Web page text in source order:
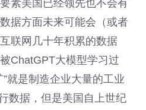
素美国已经领先也不会有
据方面未来可能会（或者
联网几十年积累的数据
ChatGPT大模型学习过
就是制造企业大量的工业
数据，但是美国自上世纪